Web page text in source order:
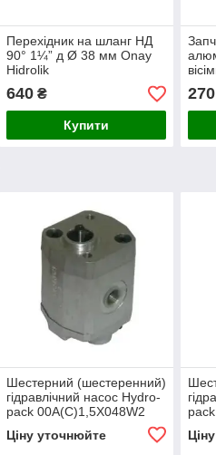
Перехідник на шланг НД
90° 1¼” д Ø 38 мм Onay
Hidrolik
640₴
Купити
270
Шестерний (шестеренний)
гідравлічний насос Hydro-
pack 00A(C)1,5X048W2
Ціну уточнюйте